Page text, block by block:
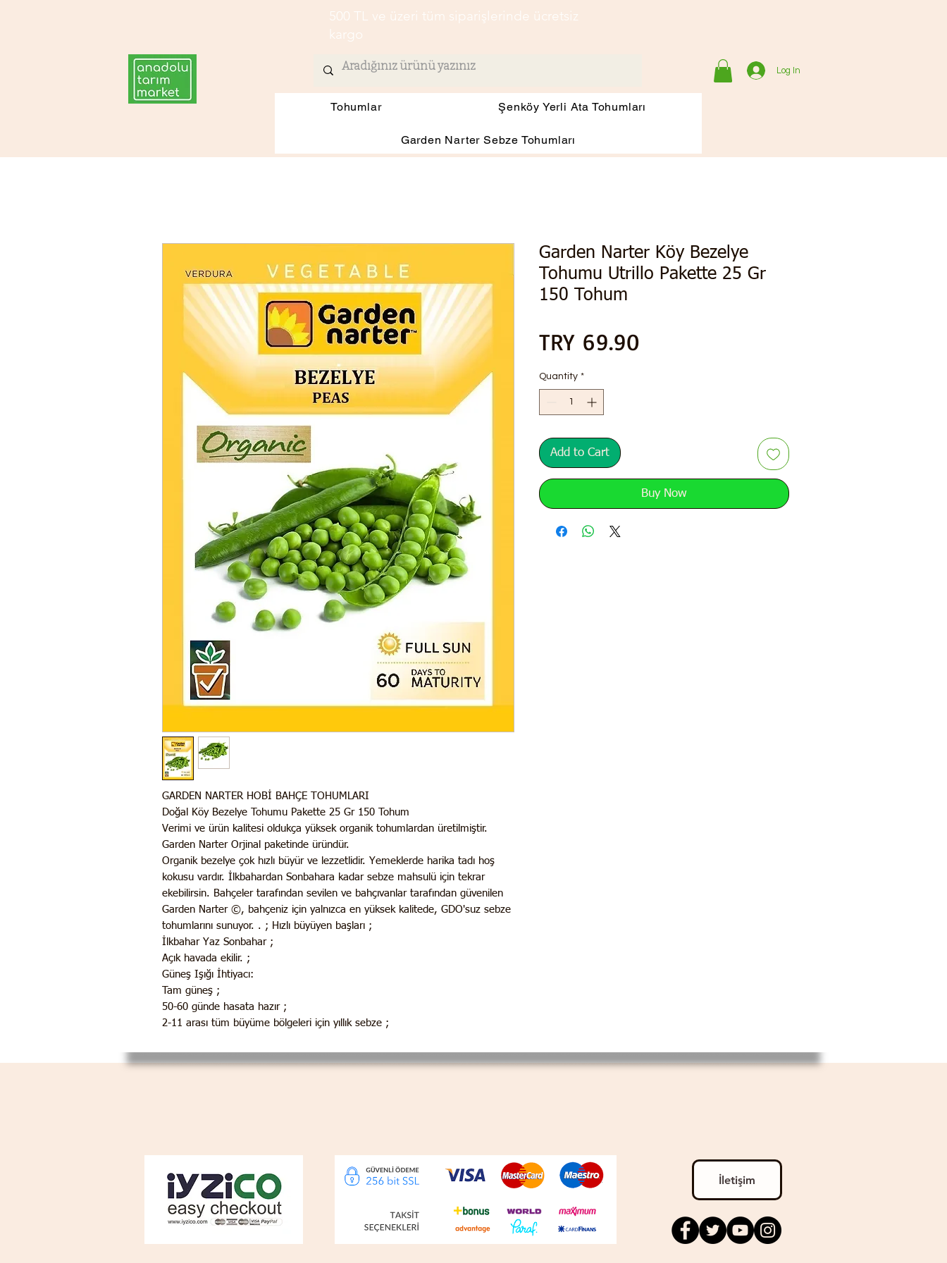
500 TL ve üzeri tüm siparişlerinde ücretsiz
kargo
Log In
Tohumlar Şenköy Yerli Ata Tohumları
Garden Narter Sebze Tohumları
GARDEN NARTER HOBİ BAHÇE TOHUMLARI
Doğal Köy Bezelye Tohumu Pakette 25 Gr 150 Tohum
Verimi ve ürün kalitesi oldukça yüksek organik tohumlardan üretilmiştir.
Garden Narter Orjinal paketinde üründür.
Organik bezelye çok hızlı büyür ve lezzetlidir. Yemeklerde harika tadı hoş
kokusu vardır. İlkbahardan Sonbahara kadar sebze mahsulü için tekrar
ekebilirsin. Bahçeler tarafından sevilen ve bahçıvanlar tarafından güvenilen
Garden Narter ©, bahçeniz için yalnızca en yüksek kalitede, GDO'suz sebze
tohumlarını sunuyor. . ; Hızlı büyüyen başları ;
İlkbahar Yaz Sonbahar ;
Açık havada ekilir. ;
Güneş Işığı İhtiyacı:
Tam güneş ;
50-60 günde hasata hazır ;
2-11 arası tüm büyüme bölgeleri için yıllık sebze ;
Garden Narter Köy Bezelye
Tohumu Utrillo Pakette 25 Gr
150 Tohum
TRY 69.90Price
Quantity *
Add to Cart
Buy Now
İletişim